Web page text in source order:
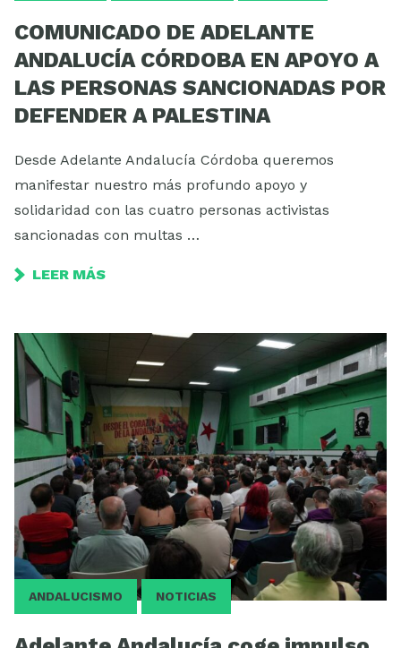
COMUNICADO DE ADELANTE
ANDALUCÍA CÓRDOBA EN APOYO A
LAS PERSONAS SANCIONADAS POR
DEFENDER A PALESTINA
Desde Adelante Andalucía Córdoba queremos
manifestar nuestro más profundo apoyo y
solidaridad con las cuatro personas activistas
sancionadas con multas …
LEER MÁS
ANDALUCISMO NOTICIAS